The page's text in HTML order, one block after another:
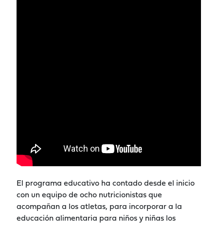
El programa educativo ha contado desde el inicio
con un equipo de ocho nutricionistas que
acompañan a los atletas, para incorporar a la
educación alimentaria para niños y niñas los